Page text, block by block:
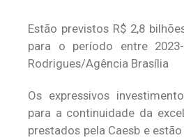
Estão previstos R$ 2,8
para o período entre
Rodrigues/Agência Brasília
Os expressivos
para a continuidade da
prestados pela Caesb e